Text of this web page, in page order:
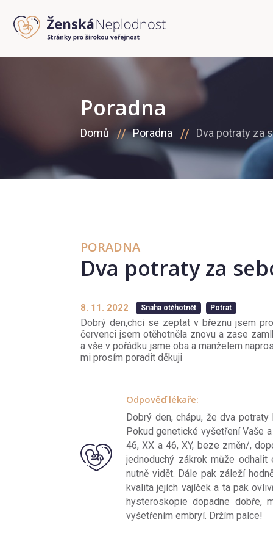
Poradna
Domů Poradna Dva potraty za
PORADNA
Dva potraty za
8. 11. 2022 Snaha otěhotnět Potrat
Dobrý den,chci se zeptat v březnu jsem
červenci jsem otěhotněla znovu a zase
a vše v pořádku jsme oba a manželem
mi prosím poradit děkuji
Odpověď lékaře:
Dobrý den, chápu, že dva
Pokud genetické vyšetření Vaše
46, XX a 46, XY, beze změn/,
jednoduchý zákrok může
nutně vidět. Dále pak záleží
kvalita jejích vajíček a ta pak
hysteroskopie dopadne dobře,
vyšetřením embryí. Držím palce!